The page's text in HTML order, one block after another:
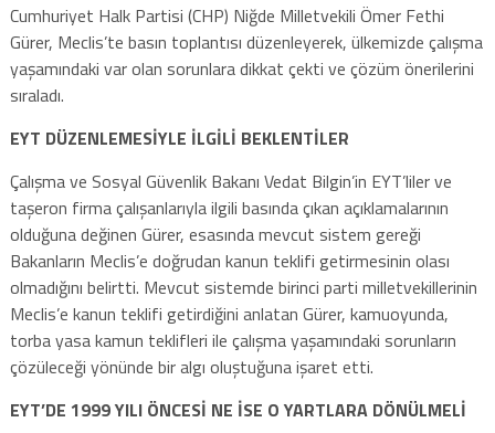
Cumhuriyet Halk Partisi (CHP) Niğde Milletvekili Ömer Fethi
Gürer, Meclis’te basın toplantısı düzenleyerek, ülkemizde çalışma
yaşamındaki var olan sorunlara dikkat çekti ve çözüm önerilerini
sıraladı.
EYT DÜZENLEMESİYLE İLGİLİ BEKLENTİLER
Çalışma ve Sosyal Güvenlik Bakanı Vedat Bilgin’in EYT’liler ve
taşeron firma çalışanlarıyla ilgili basında çıkan açıklamalarının
olduğuna değinen Gürer, esasında mevcut sistem gereği
Bakanların Meclis’e doğrudan kanun teklifi getirmesinin olası
olmadığını belirtti. Mevcut sistemde birinci parti milletvekillerinin
Meclis’e kanun teklifi getirdiğini anlatan Gürer, kamuoyunda,
torba yasa kamun teklifleri ile çalışma yaşamındaki sorunların
çözüleceği yönünde bir algı oluştuğuna işaret etti.
EYT’DE 1999 YILI ÖNCESİ NE İSE O YARTLARA DÖNÜLMELİ